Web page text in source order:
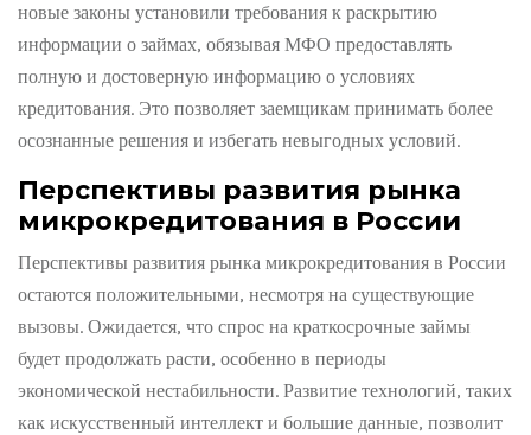
новые законы установили требования к раскрытию
информации о займах, обязывая МФО предоставлять
полную и достоверную информацию о условиях
кредитования. Это позволяет заемщикам принимать более
осознанные решения и избегать невыгодных условий.
Перспективы развития рынка
микрокредитования в России
Перспективы развития рынка микрокредитования в России
остаются положительными, несмотря на существующие
вызовы. Ожидается, что спрос на краткосрочные займы
будет продолжать расти, особенно в периоды
экономической нестабильности. Развитие технологий, таких
как искусственный интеллект и большие данные, позволит